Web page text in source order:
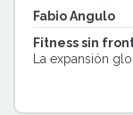
Fabio Angulo
Fitness sin
La expansión